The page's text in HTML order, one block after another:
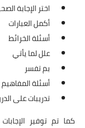
اختر الإجابة
أكمل العبارات
أسئلة الخرائط
علل لما يأتي
بم تفسر
أسئلة المفاهيم
تدريبات على
كما تم توفير